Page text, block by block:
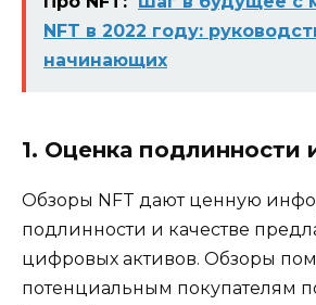
NFT в 2022 году:
начинающих
1. Оценка подлинности
Обзоры NFT дают ценную
подлинности и качестве
цифровых активов. Обзоры
потенциальным покупателям